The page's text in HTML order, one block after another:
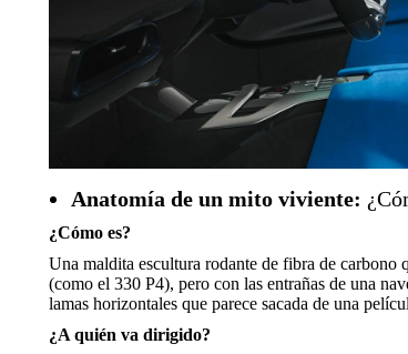
Anatomía de un mito viviente:
¿Cómo es?
Una maldita escultura rodante de fibra de carbono
(como el 330 P4), pero con las entrañas de una
lamas horizontales que parece sacada de una
¿A quién va dirigido?